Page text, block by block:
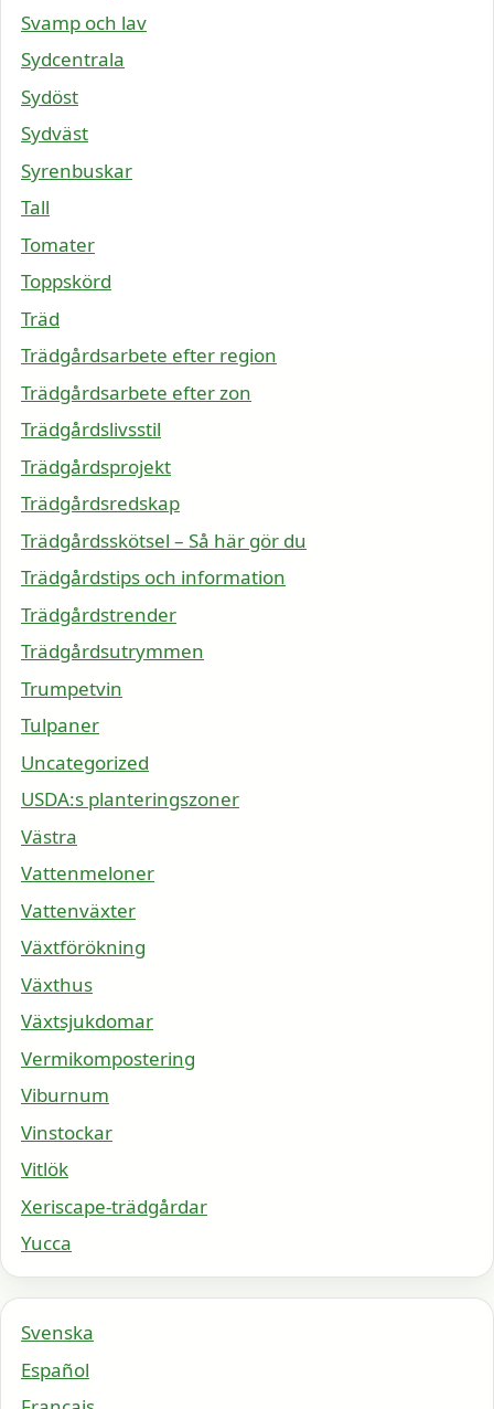
Svamp och lav
Sydcentrala
Sydöst
Sydväst
Syrenbuskar
Tall
Tomater
Toppskörd
Träd
Trädgårdsarbete efter region
Trädgårdsarbete efter zon
Trädgårdslivsstil
Trädgårdsprojekt
Trädgårdsredskap
Trädgårdsskötsel – Så här gör du
Trädgårdstips och information
Trädgårdstrender
Trädgårdsutrymmen
Trumpetvin
Tulpaner
Uncategorized
USDA:s planteringszoner
Västra
Vattenmeloner
Vattenväxter
Växtförökning
Växthus
Växtsjukdomar
Vermikompostering
Viburnum
Vinstockar
Vitlök
Xeriscape-trädgårdar
Yucca
Svenska
Español